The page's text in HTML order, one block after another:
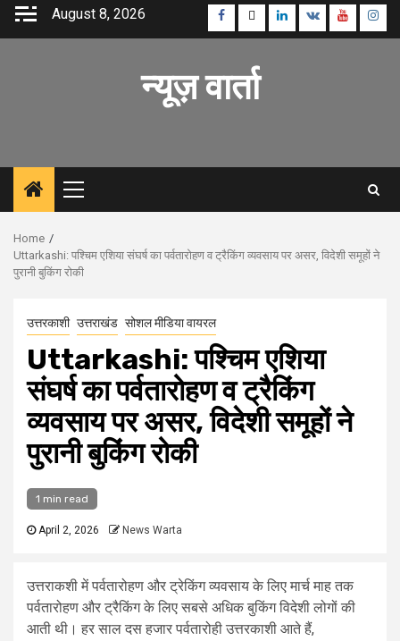
Skip
August 8, 2026 Facebook
TwitterLinkedin
VK Youtube
न्यूज़ वार्ता
Primary
Menu
Home
Uttarkashi: पश्चिम एशिया संघर्ष का पर्वतारोहण व ट्रैकिंग व्यवसाय पर असर, विदेशी समूहों ने
पुरानी बुकिंग रोकी
उत्तरकाशी उत्तराखंड सोशल मीडिया वायरल
Uttarkashi: पश्चिम एशिया
संघर्ष का पर्वतारोहण व ट्रैकिंग
व्यवसाय पर असर, विदेशी समूहों ने
पुरानी बुकिंग रोकी
1 min read
April 2, 2026 News Warta
उत्तराकशी में पर्वतारोहण और ट्रेकिंग व्यवसाय के लिए मार्च माह तक
पर्वतारोहण और ट्रैकिंग के लिए सबसे अधिक बुकिंग विदेशी लोगों की
आती थी। हर साल दस हजार पर्वतारोही उत्तरकाशी आते हैं,